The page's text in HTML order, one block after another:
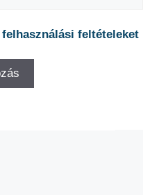
felhasználási feltételeket